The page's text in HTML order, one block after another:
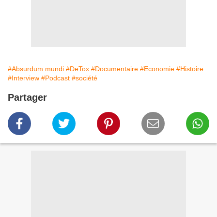
#Absurdum mundi #DeTox #Documentaire #Economie #Histoire
#Interview #Podcast #société
Partager